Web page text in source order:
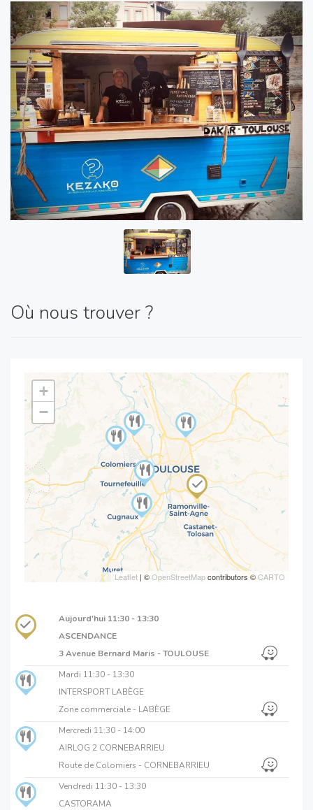
Où nous trouver ?
+
−
Leaflet | ©OpenStreetMapcontributors ©CARTO
Aujourd'hui 11:30 - 13:30
ASCENDANCE
3 Avenue Bernard Maris - TOULOUSE
Mardi 11:30 - 13:30
INTERSPORT LABÈGE
Zone commerciale - LABÈGE
Mercredi 11:30 - 14:00
AIRLOG 2 CORNEBARRIEU
Route de Colomiers - CORNEBARRIEU
Vendredi 11:30 - 13:30
CASTORAMA